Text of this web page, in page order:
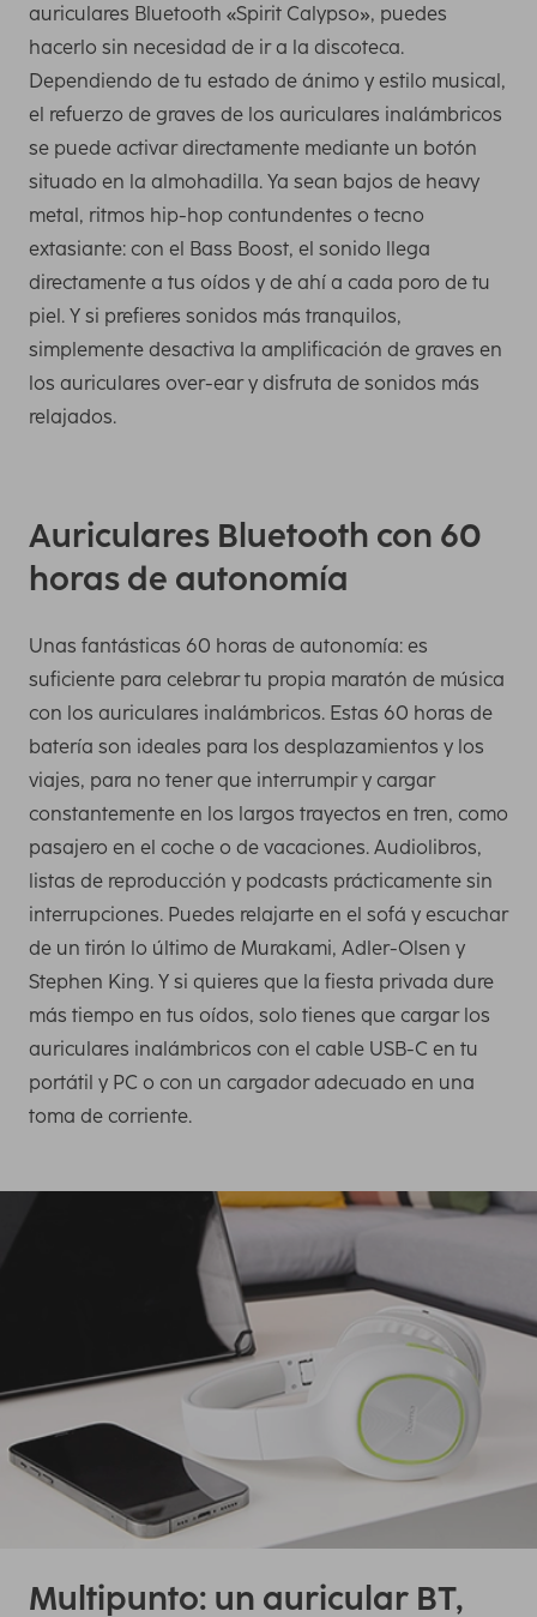
auriculares Bluetooth «Spirit Calypso», puedes
hacerlo sin necesidad de ir a la discoteca.
Dependiendo de tu estado de ánimo y estilo musical,
el refuerzo de graves de los auriculares inalámbricos
se puede activar directamente mediante un botón
situado en la almohadilla. Ya sean bajos de heavy
metal, ritmos hip-hop contundentes o tecno
extasiante: con el Bass Boost, el sonido llega
directamente a tus oídos y de ahí a cada poro de tu
piel. Y si prefieres sonidos más tranquilos,
simplemente desactiva la amplificación de graves en
los auriculares over-ear y disfruta de sonidos más
relajados.
Auriculares Bluetooth con 60
horas de autonomía
Unas fantásticas 60 horas de autonomía: es
suficiente para celebrar tu propia maratón de música
con los auriculares inalámbricos. Estas 60 horas de
batería son ideales para los desplazamientos y los
viajes, para no tener que interrumpir y cargar
constantemente en los largos trayectos en tren, como
pasajero en el coche o de vacaciones. Audiolibros,
listas de reproducción y podcasts prácticamente sin
interrupciones. Puedes relajarte en el sofá y escuchar
de un tirón lo último de Murakami, Adler-Olsen y
Stephen King. Y si quieres que la fiesta privada dure
más tiempo en tus oídos, solo tienes que cargar los
auriculares inalámbricos con el cable USB-C en tu
portátil y PC o con un cargador adecuado en una
toma de corriente.
Multipunto: un auricular BT,